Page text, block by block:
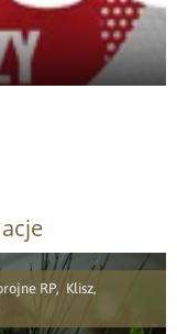
RP, Klisz,